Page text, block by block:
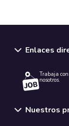
Enlaces
Trabaja con
nosotros.
Nuestros